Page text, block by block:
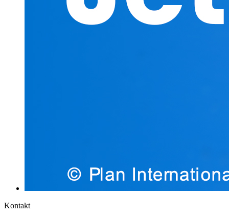
Kontakt